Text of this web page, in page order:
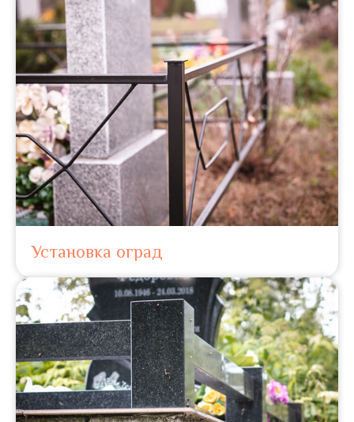
Установка оград